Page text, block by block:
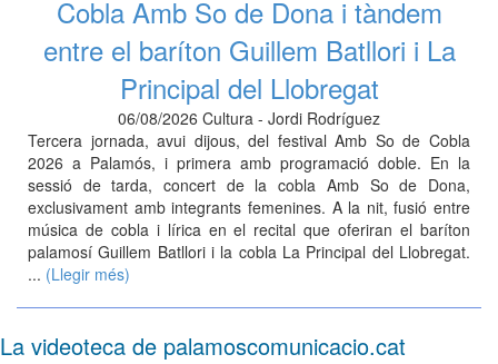
Cobla Amb So de Dona i tàndem
entre el baríton Guillem Batllori i La
Principal del Llobregat
06/08/2026 Cultura - Jordi Rodríguez
Tercera jornada, avui dijous, del festival Amb So de Cobla
2026 a Palamós, i primera amb programació doble. En la
sessió de tarda, concert de la cobla Amb So de Dona,
exclusivament amb integrants femenines. A la nit, fusió entre
música de cobla i lírica en el recital que oferiran el baríton
palamosí Guillem Batllori i la cobla La Principal del Llobregat.
... (Llegir més)
La videoteca de palamoscomunicacio.cat